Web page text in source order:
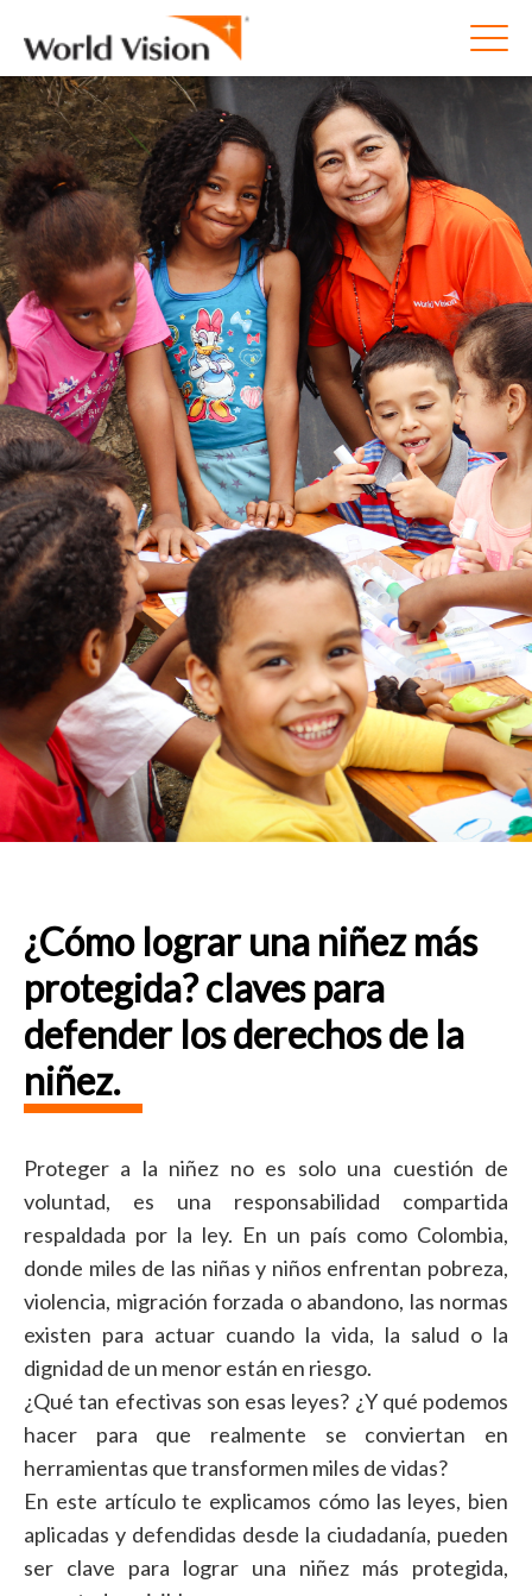
¿Cómo lograr una niñez más
protegida? claves para
defender los derechos de la
niñez.
Proteger a la niñez no es solo una cuestión de
voluntad, es una responsabilidad compartida
respaldada por la ley. En un país como Colombia,
donde miles de las niñas y niños enfrentan pobreza,
violencia, migración forzada o abandono, las normas
existen para actuar cuando la vida, la salud o la
dignidad de un menor están en riesgo.
¿Qué tan efectivas son esas leyes? ¿Y qué podemos
hacer para que realmente se conviertan en
herramientas que transformen miles de vidas?
En este artículo te explicamos cómo las leyes, bien
aplicadas y defendidas desde la ciudadanía, pueden
ser clave para lograr una niñez más protegida,